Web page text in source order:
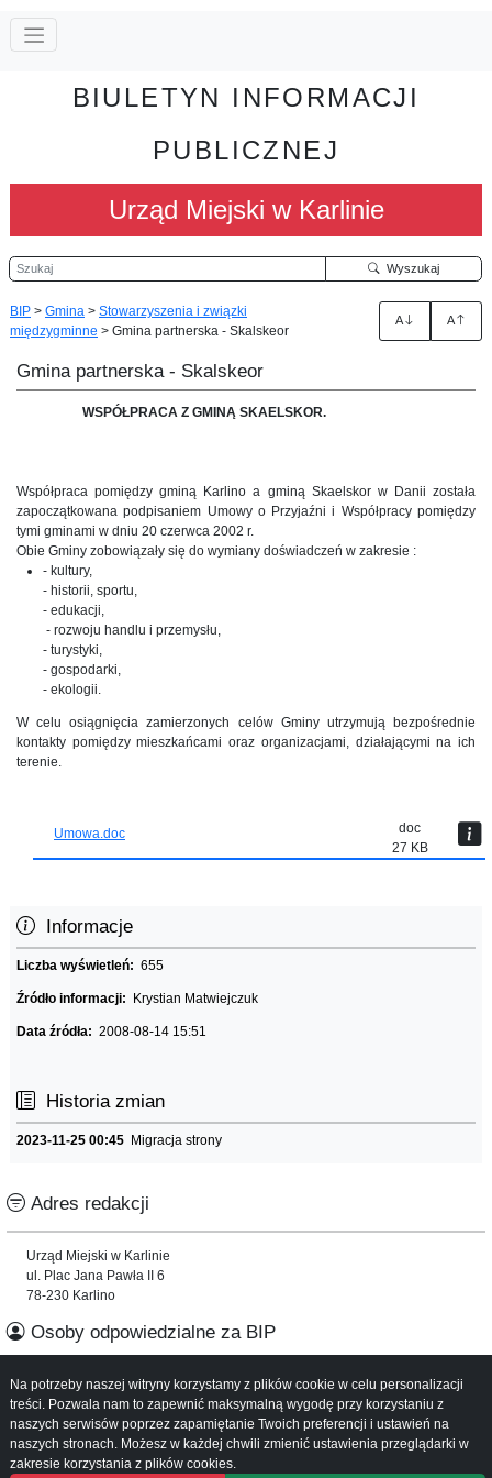
BIULETYN INFORMACJI
PUBLICZNEJ
Urząd Miejski w Karlinie
Szukaj Wyszukaj
BIP > Gmina > Stowarzyszenia i związki
międzygminne > Gmina partnerska - Skalskeor
A A
Gmina partnerska - Skalskeor
WSPÓŁPRACA Z GMINĄ SKAELSKOR.
Współpraca pomiędzy gminą Karlino a gminą Skaelskor w Danii została
zapoczątkowana podpisaniem Umowy o Przyjaźni i Współpracy pomiędzy
tymi gminami w dniu 20 czerwca 2002 r.
Obie Gminy zobowiązały się do wymiany doświadczeń w zakresie :
- kultury,
- historii, sportu,
- edukacji,
- rozwoju handlu i przemysłu,
- turystyki,
- gospodarki,
- ekologii.
W celu osiągnięcia zamierzonych celów Gminy utrzymują bezpośrednie
kontakty pomiędzy mieszkańcami oraz organizacjami, działającymi na ich
terenie.
Umowa.doc
doc
27 KB
Informacje
Liczba wyświetleń: 655
Źródło informacji: Krystian Matwiejczuk
Data źródła: 2008-08-14 15:51
Historia zmian
2023-11-25 00:45 Migracja strony
Adres redakcji
Urząd Miejski w Karlinie
ul. Plac Jana Pawła II 6
78-230 Karlino
Osoby odpowiedzialne za BIP
Informacje o serwisie
Mapa serwisu
Instrukcja obsługi
Na potrzeby naszej witryny korzystamy z plików cookie w celu personalizacji
treści. Pozwala nam to zapewnić maksymalną wygodę przy korzystaniu z
naszych serwisów poprzez zapamiętanie Twoich preferencji i ustawień na
naszych stronach. Możesz w każdej chwili zmienić ustawienia przeglądarki w
zakresie korzystania z plików cookies.